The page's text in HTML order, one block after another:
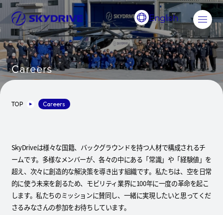
English
Careers
TOP Careers
SkyDriveは様々な国籍、バックグラウンドを持つ人材で構成されるチ
ームです。多様なメンバーが、各々の中にある「常識」や「経験値」を
超え、次々に創造的な解決策を導き出す組織です。私たちは、空を日常
的に使う未来を創るため、モビリティ業界に100年に一度の革命を起こ
します。私たちのミッションに賛同し、一緒に実現したいと思ってくだ
さるみなさんの参加をお待ちしています。